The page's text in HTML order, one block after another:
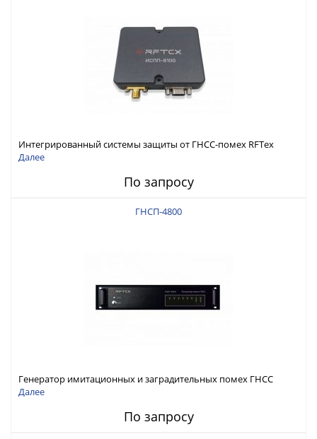
Интегрированный системы защиты от ГНСС-помех RFТех
ИСПП 8100
Далее
По запросу
ГНСП-4800
Генератор имитационных и заградительных помех ГНСС
RFТех ГНСП-4800
Далее
По запросу